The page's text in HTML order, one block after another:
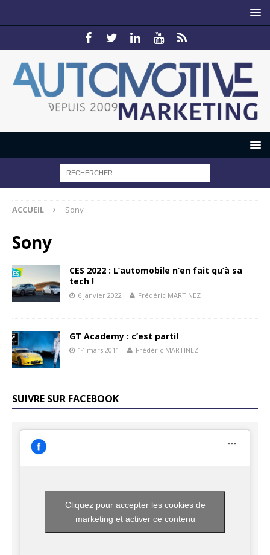
ACCUEIL Sony
Sony
CES 2022 : L’automobile n’en fait qu’à sa
tech !
6 janvier 2022 Frédéric MARTINEZ
GT Academy : c’est parti!
14 mars 2011 Frédéric MARTINEZ
SUIVRE SUR FACEBOOK
Cliquez pour accepter les cookies de
marketing et activer ce contenu